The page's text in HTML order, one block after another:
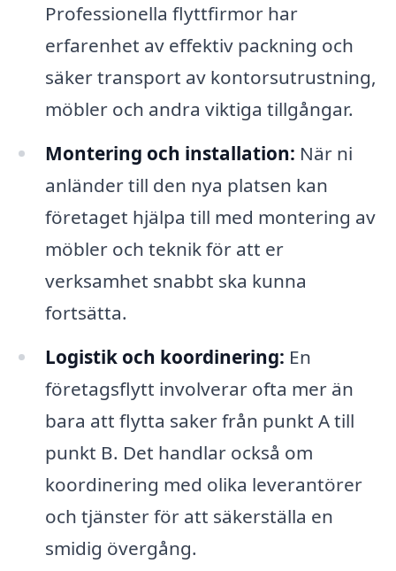
Professionella flyttfirmor har
erfarenhet av effektiv packning och
säker transport av kontorsutrustning,
möbler och andra viktiga tillgångar.
Montering och installation: När ni
anländer till den nya platsen kan
företaget hjälpa till med montering av
möbler och teknik för att er
verksamhet snabbt ska kunna
fortsätta.
Logistik och koordinering: En
företagsflytt involverar ofta mer än
bara att flytta saker från punkt A till
punkt B. Det handlar också om
koordinering med olika leverantörer
och tjänster för att säkerställa en
smidig övergång.